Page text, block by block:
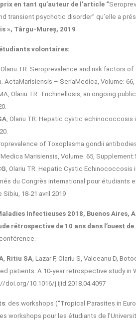
en tant qu’auteur de l’article “
transient psychotic disorder” qu’elle a
», Târgu-Mureș, 2019
volontaires:
Olariu TR. Seroprevalence and risk factors
ActaMarisiensis – SeriaMedica, Volume: 66,
Olariu TR. Trichinellosis, an ongoing
, Olariu TR. Hepatic cystic echinococcosis
of Toxoplasma gondii
Marisiensis, Volume: 65,
, Olariu TR. Hepatic Cystic Echinococcosis
du Congrès international pour étudiants
18-21 avril 2019
Infectieuses 2018, Buenos Aires,
rétrospective de 10 ans dans l’ouest de
, Ritiu SA, Lazar F, Olariu S, Valceanu D,
patients: A 10-year retrospective study in
doi.org/10.1016/j.ijid.2018.04.4097
: des workshops (“Tropical Parasites in
workshops pour les étudiants de